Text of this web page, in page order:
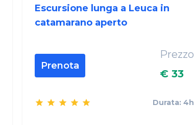
Escursione lunga a Leuca in
catamarano aperto
Prenota
Prezzo
€ 33
Durata: 4h